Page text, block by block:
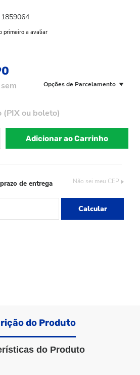
1859064
primeiro a avaliar
sem
Opções de Parcelamento
(PIX ou boleto)
Adicionar ao Carrinho
de entrega Não sei meu CEP
Calcular
do Produto
do Produto